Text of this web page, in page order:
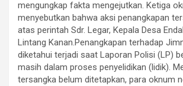
mengungkap fakta mengejutkan. Ketiga
menyebutkan bahwa aksi penangkapan
atas perintah Sdr. Legar, Kepala Desa
Lintang Kanan.​Penangkapan terhadap
diketahui terjadi saat Laporan Polisi (LP)
masih dalam proses penyelidikan (lidik).
tersangka belum ditetapkan, para oknum